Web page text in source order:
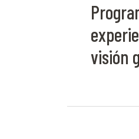
visión